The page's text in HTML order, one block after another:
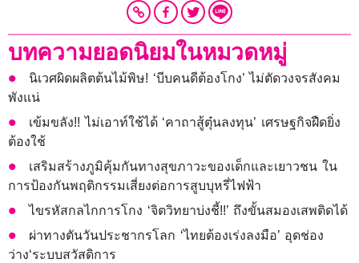
บทความยอดนิยมในหมวดหมู่
นิเวศผิดผลิตต้นไม้พิษ! ‘บีบคนดีต้องโกง’ ไม่ตัดวงจรสังคม
พังแน่
เข้มขลัง!! ไม่เอาท์ใช้ได้ ‘คาถาสู้ตุ๋นลงทุน’ เศรษฐกิจฝืดยิ่ง
ต้องใช้
เสริมสร้างภูมิคุ้มกันทางสุขภาวะของเด็กและเยาวชน ใน
การป้องกันพฤติกรรมเสี่ยงต่อการสูบบุหรี่ไฟฟ้า
ไขรหัสกลไกการโกง ‘จิตวิทยาบ่งชี้!!’ ถึงขั้นสมองเสพติดได้
ผ่าทางตันวันประชากรโลก ‘ไทยต้องเร่งลงมือ’ อุดช่อง
ว่าง‘ระบบสวัสดิการ